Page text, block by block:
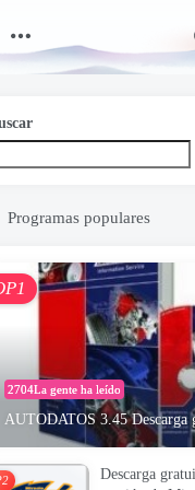
Programas populares
2704La gente ha leído
AUTODATOS 3.45 Descarga
Descarga